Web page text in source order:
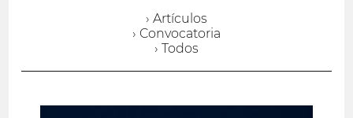
› Artículos
› Convocatoria
› Todos